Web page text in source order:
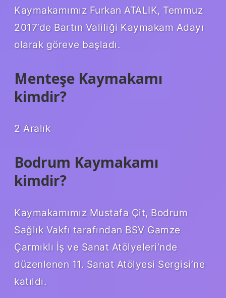
Kaymakamımız Furkan ATALIK, Temmuz
2017’de Bartın Valiliği Kaymakam Adayı
olarak göreve başladı.
Menteşe Kaymakamı
kimdir?
2 Aralık
Bodrum Kaymakamı
kimdir?
Kaymakamımız Mustafa Çit, Bodrum
Sağlık Vakfı tarafından BSV Gamze
Çarmıklı İş ve Sanat Atölyeleri’nde
düzenlenen 11. Sanat Atölyesi Sergisi’ne
katıldı.